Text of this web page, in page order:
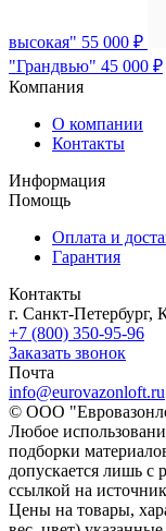
высокая" 55 000 ₽
"Грандвью" 45 000 ₽
Компания
О компании
Контакты
Информация
Помощь
Оплата и
Гарантия
Контакты
г. Санкт-Петербург,
+7 (800) 350-95-96
Заказать звонок
Почта
info@eurovazonloft.ru
© ООО
Любое
подборки
допускается лишь с
ссылкой на
Цены на товары,